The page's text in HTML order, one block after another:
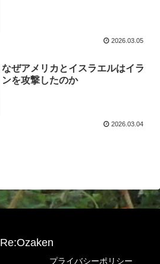
2026.03.05
なぜアメリカとイスラエルはイラ
ンを攻撃したのか
2026.03.04
Re:Ozaken
プライバシーポリシー